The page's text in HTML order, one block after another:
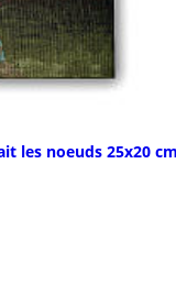
les noeuds 25x20